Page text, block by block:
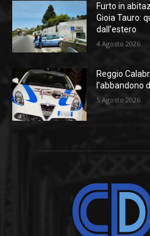
Furto in
Gioia Tauro:
dall’estero
4 Agosto 2026
Reggio
l’abbandono
5 Agosto 2026